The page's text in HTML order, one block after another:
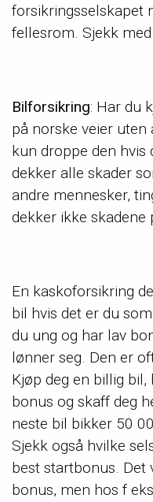
forsikringsselskapet
fellesrom. Sjekk
Bilforsikring: Har du
på norske veier uten
kun droppe den hvis
dekker alle skader
andre mennesker,
dekker ikke skadene
En kaskoforsikring
bil hvis det er du
du ung og har lav
lønner seg. Den er
Kjøp deg en billig
bonus og skaff deg
neste bil bikker 50
Sjekk også hvilke
best startbonus. Det
bonus, men hos f